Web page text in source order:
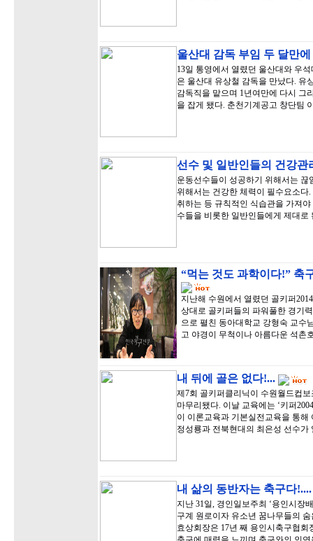
울산대 감독 부임 두 달만
13일 통영에서 열렸던 울산대와 우
은 울산대 유상철 감독을 만났다. 유
감독직을 맡으며 1년여만에 다시 그
을 잡게 됐다. 춘천기계공고 창단팀
선수 및 일반인들의 건강
운동선수들이 성공하기 위해서는
위해서는 건강한 체력이 필수요소
취하는 등 규칙적인 식습관을 가져
수들을 비롯한 일반인들에게 제대
“먹는 것도 과학이다!” 축
지난해 수원에서 열렸던 골키퍼
상대로 골키퍼들의 파워풀한 경기
으로 펼친 동아대학교 강형숙 교수
고 야경이 무척이나 아름다운 석촌
내 뒤에 골은 없다!...
제7회 골키퍼클리닉이 수원월드컵
마무리됐다. 이날 교육에는 ‘키퍼
이 이론교육과 기본실전교육을 통
정성룡과 전북현대의 최은성 선수
내 삶의 동반자는 축구다
지난 31일, 경인일보주최 ‘용인시장
구계 원로이자 유소년 꿈나무들의
효상회장은 17년 째 용인시축구협